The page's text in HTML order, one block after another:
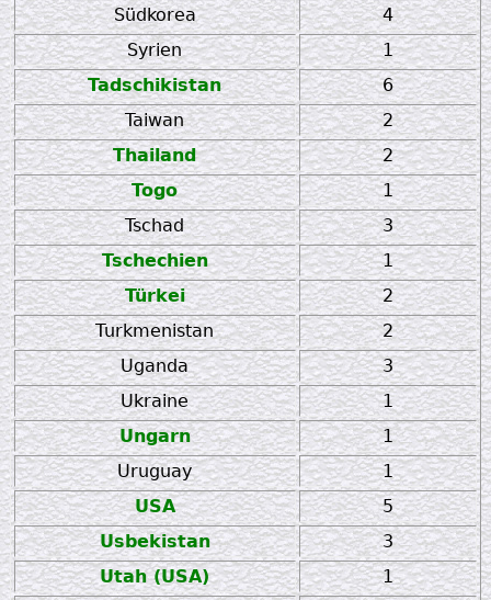
Südkorea
4
Syrien
1
Tadschikistan
6
Taiwan
2
Thailand
2
Togo
1
Tschad
3
Tschechien
1
Türkei
2
Turkmenistan
2
Uganda
3
Ukraine
1
Ungarn
1
Uruguay
1
USA
5
Usbekistan
3
Utah (USA)
1